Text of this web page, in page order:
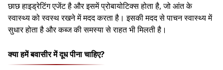
छाछ हाइड्रेटिंग एजेंट है और इसमें प्रोबायोटिक्स होता है, जो आंत के
स्वास्थ्य को स्वस्थ रखने में मदद करता है। इसकी मदद से पाचन स्वास्थ्य में
सुधार होता है और कब्ज की समस्या से राहत भी मिलती है।
क्या हमें बवासीर में दूध पीना चाहिए?